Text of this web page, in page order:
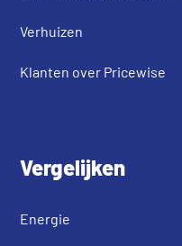
Verhuizen
Klanten over Pricewise
Vergelijken
Energie